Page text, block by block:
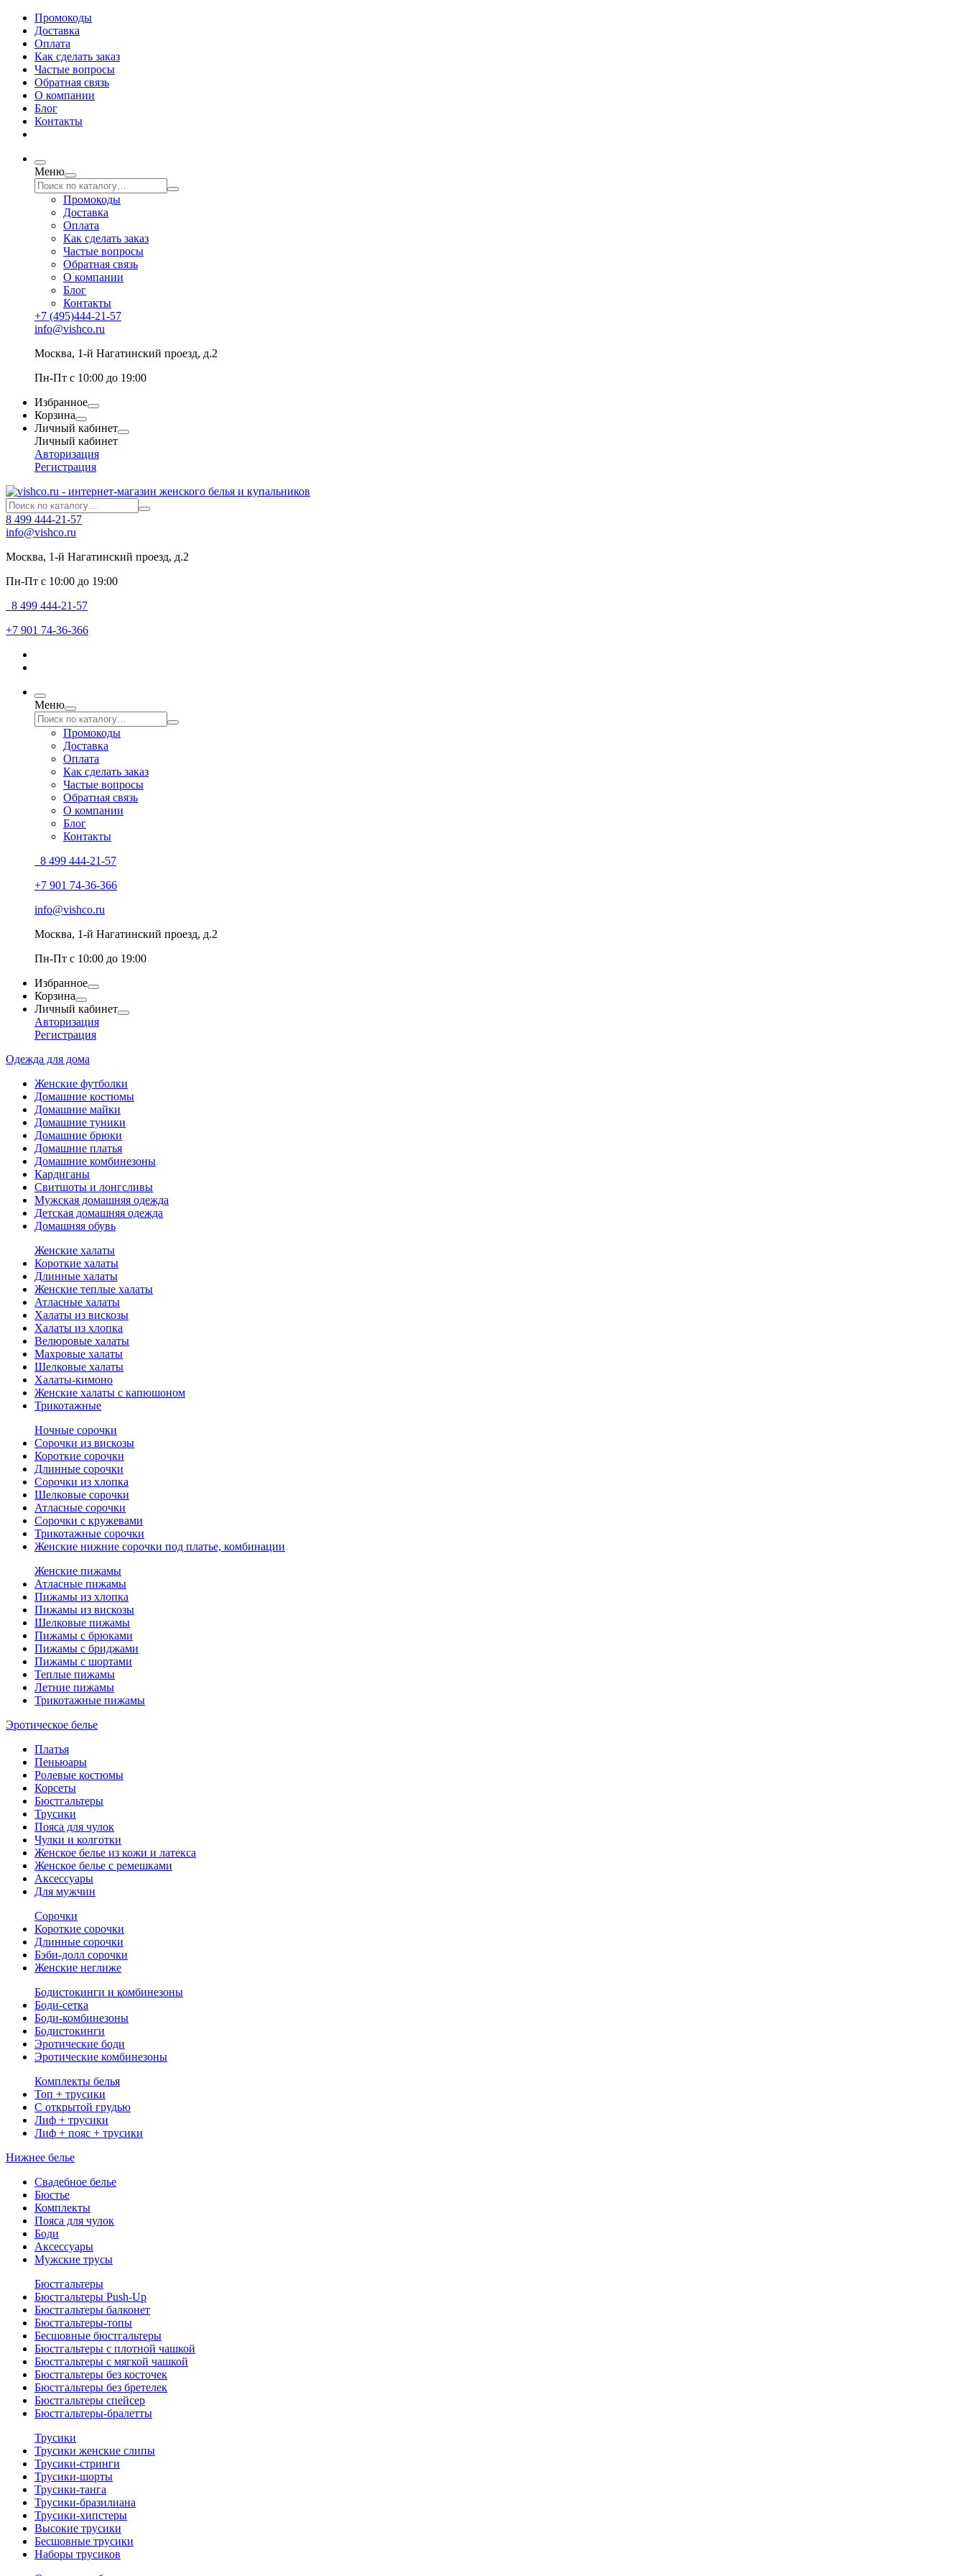
Промокоды
Доставка
Оплата
Как сделать заказ
Частые вопросы
Обратная связь
О компании
Блог
Контакты
Меню
Промокоды
Доставка
Оплата
Как сделать заказ
Частые вопросы
Обратная связь
О компании
Блог
Контакты
+7 (495)444-21-57
info@vishco.ru
Москва, 1-й Нагатинский проезд, д.2
Пн-Пт с 10:00 до 19:00
Избранное
Корзина
Личный кабинет
Личный кабинет
Авторизация
Регистрация
8 499 444-21-57
info@vishco.ru
Москва, 1-й Нагатинский проезд, д.2
Пн-Пт с 10:00 до 19:00
8 499 444-21-57
+7 901 74-36-366
Меню
Промокоды
Доставка
Оплата
Как сделать заказ
Частые вопросы
Обратная связь
О компании
Блог
Контакты
8 499 444-21-57
+7 901 74-36-366
info@vishco.ru
Москва, 1-й Нагатинский проезд, д.2
Пн-Пт с 10:00 до 19:00
Избранное
Корзина
Личный кабинет
Авторизация
Регистрация
Одежда для дома
Женские футболки
Домашние костюмы
Домашние майки
Домашние туники
Домашние брюки
Домашние платья
Домашние комбинезоны
Кардиганы
Свитшоты и лонгсливы
Мужская домашняя одежда
Детская домашняя одежда
Домашняя обувь
Женские халаты
Короткие халаты
Длинные халаты
Женские теплые халаты
Атласные халаты
Халаты из вискозы
Халаты из хлопка
Велюровые халаты
Махровые халаты
Шелковые халаты
Халаты-кимоно
Женские халаты с капюшоном
Трикотажные
Ночные сорочки
Сорочки из вискозы
Короткие сорочки
Длинные сорочки
Сорочки из хлопка
Шелковые сорочки
Атласные сорочки
Сорочки с кружевами
Трикотажные сорочки
Женские нижние сорочки под платье, комбинации
Женские пижамы
Атласные пижамы
Пижамы из хлопка
Пижамы из вискозы
Шелковые пижамы
Пижамы с брюками
Пижамы с бриджами
Пижамы с шортами
Теплые пижамы
Летние пижамы
Трикотажные пижамы
Эротическое белье
Платья
Пеньюары
Ролевые костюмы
Корсеты
Бюстгальтеры
Трусики
Пояса для чулок
Чулки и колготки
Женское белье из кожи и латекса
Женское белье с ремешками
Аксессуары
Для мужчин
Сорочки
Короткие сорочки
Длинные сорочки
Бэби-долл сорочки
Женские неглиже
Бодистокинги и комбинезоны
Боди-сетка
Боди-комбинезоны
Бодистокинги
Эротические боди
Эротические комбинезоны
Комплекты белья
Топ + трусики
С открытой грудью
Лиф + трусики
Лиф + пояс + трусики
Нижнее белье
Свадебное белье
Бюстье
Комплекты
Пояса для чулок
Боди
Аксессуары
Мужские трусы
Бюстгальтеры
Бюстгальтеры Push-Up
Бюстгальтеры балконет
Бюстгальтеры-топы
Бесшовные бюстгальтеры
Бюстгальтеры с плотной чашкой
Бюстгальтеры с мягкой чашкой
Бюстгальтеры без косточек
Бюстгальтеры без бретелек
Бюстгальтеры спейсер
Бюстгальтеры-бралетты
Трусики
Трусики женские слипы
Трусики-стринги
Трусики-шорты
Трусики-танга
Трусики-бразилиана
Трусики-хипстеры
Высокие трусики
Бесшовные трусики
Наборы трусиков